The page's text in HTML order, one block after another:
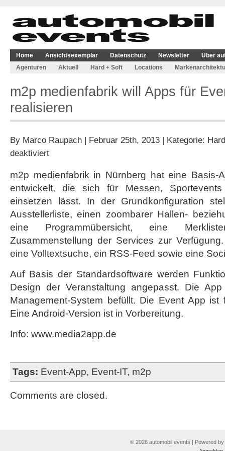
Home Ansichtsexemplar Datenschutz Newsletter
Über
Agenturen
Aktuell Hard + Soft Locations
m2p medienfabrik will Apps für
realisieren
By Marco Raupach | Februar 25th, 2013 | Kategorie:
deaktiviertfür
will
Apps
Eventveranstalter
realisieren
m2p medienfabrik in Nürnberg hat eine Basis-
entwickelt, die sich für Messen,
einsetzen lässt. In der Grundkonfiguration
Ausstellerliste, einen zoombarer Hallen-
eine Programmübersicht, eine
Zusammenstellung der Services zur
eine Volltextsuche, ein RSS-Feed sowie eine
Auf Basis der Standardsoftware werden
Design der Veranstaltung angepasst. Die
Management-System befüllt. Die Event App ist
Eine Android-Version ist in Vorbereitung.
Info: www.media2app.de
Tags: Event-App, Event-IT, m2p
Comments are closed.
© 2026 automobil events | Powered by